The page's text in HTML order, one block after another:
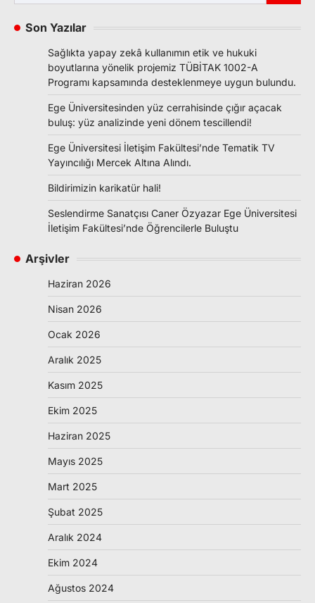
Son Yazılar
Sağlıkta yapay zekâ kullanımın etik ve hukuki
boyutlarına yönelik projemiz TÜBİTAK 1002-A
Programı kapsamında desteklenmeye uygun bulundu.
Ege Üniversitesinden yüz cerrahisinde çığır açacak
buluş: yüz analizinde yeni dönem tescillendi!
Ege Üniversitesi İletişim Fakültesi’nde Tematik TV
Yayıncılığı Mercek Altına Alındı.
Bildirimizin karikatür hali!
Seslendirme Sanatçısı Caner Özyazar Ege Üniversitesi
İletişim Fakültesi’nde Öğrencilerle Buluştu
Arşivler
Haziran 2026
Nisan 2026
Ocak 2026
Aralık 2025
Kasım 2025
Ekim 2025
Haziran 2025
Mayıs 2025
Mart 2025
Şubat 2025
Aralık 2024
Ekim 2024
Ağustos 2024